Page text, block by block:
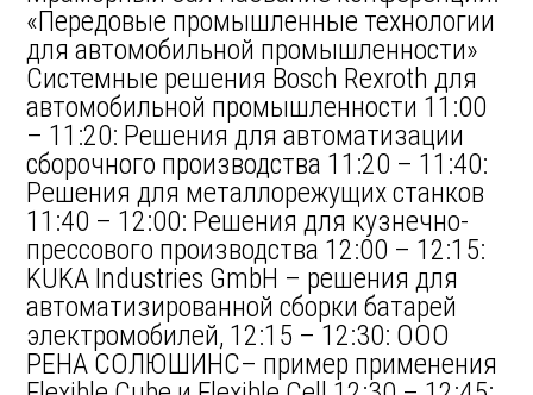
«Передовые промышленные технологии
для автомобильной промышленности»
Системные решения Bosch Rexroth для
автомобильной промышленности 11:00
– 11:20: Решения для автоматизации
сборочного производства 11:20 – 11:40:
Решения для металлорежущих станков
11:40 – 12:00: Решения для кузнечно-
прессового производства 12:00 – 12:15:
KUKA Industries GmbH – решения для
автоматизированной сборки батарей
электромобилей, 12:15 – 12:30: ООО
РЕНА СОЛЮШИНС– пример применения